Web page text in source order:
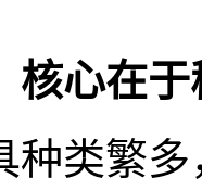
核心在
种类繁